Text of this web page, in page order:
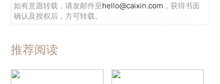
如有意愿转载，请发邮件至hello@caixin.com ，获得书面
确认及授权后，方可转载。
推荐阅读